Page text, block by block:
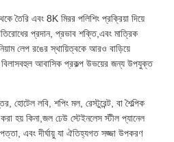
তৈরি এবং 8K মিরর পলিশিং প্রক্রিয়া দিয়ে
প্রদান, প্রভাব শক্তি,এবং মাত্রিক
লেপ রঙের স্থায়িত্বকে আরও বাড়িয়ে
বিলাসবহুল আবাসিক প্রকল্প উভয়ের জন্য উপযুক্ত
হোটেল লবি, শপিং মল, রেস্টুরেন্ট, বা শৈল্পিক
হয় কিনা,জল ঢেউ স্টেইনলেস স্টীল প্যানেল
এবং দীর্ঘায়ু যা ঐতিহ্যগত সজ্জা উপকরণ